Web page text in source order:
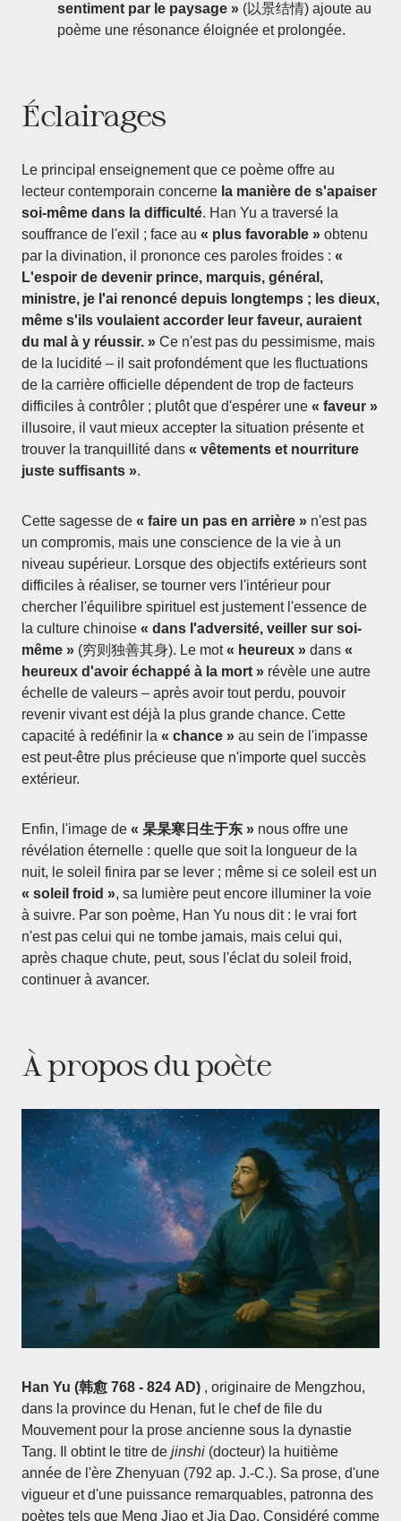
sentiment par le paysage » (以景结情) ajoute au
poème une résonance éloignée et prolongée.
Éclairages
Le principal enseignement que ce poème offre au
lecteur contemporain concerne la manière de s'apaiser
soi-même dans la difficulté. Han Yu a traversé la
souffrance de l'exil ; face au « plus favorable » obtenu
par la divination, il prononce ces paroles froides : «
L'espoir de devenir prince, marquis, général,
ministre, je l'ai renoncé depuis longtemps ; les dieux,
même s'ils voulaient accorder leur faveur, auraient
du mal à y réussir. » Ce n'est pas du pessimisme, mais
de la lucidité – il sait profondément que les fluctuations
de la carrière officielle dépendent de trop de facteurs
difficiles à contrôler ; plutôt que d'espérer une « faveur »
illusoire, il vaut mieux accepter la situation présente et
trouver la tranquillité dans « vêtements et nourriture
juste suffisants ».
Cette sagesse de « faire un pas en arrière » n'est pas
un compromis, mais une conscience de la vie à un
niveau supérieur. Lorsque des objectifs extérieurs sont
difficiles à réaliser, se tourner vers l'intérieur pour
chercher l'équilibre spirituel est justement l'essence de
la culture chinoise « dans l'adversité, veiller sur soi-
même » (穷则独善其身). Le mot« heureux » dans «
heureux d'avoir échappé à la mort » révèle une autre
échelle de valeurs – après avoir tout perdu, pouvoir
revenir vivant est déjà la plus grande chance. Cette
capacité à redéfinir la « chance » au sein de l'impasse
est peut-être plus précieuse que n'importe quel succès
extérieur.
Enfin, l'image de « 杲杲寒日生于东 » nous offre une
révélation éternelle : quelle que soit la longueur de la
nuit, le soleil finira par se lever ; même si ce soleil est un
« soleil froid », sa lumière peut encore illuminer la voie
à suivre. Par son poème, Han Yu nous dit : le vrai fort
n'est pas celui qui ne tombe jamais, mais celui qui,
après chaque chute, peut, sous l'éclat du soleil froid,
continuer à avancer.
À propos du poète
Han Yu (韩愈 768 - 824 AD) , originaire de Mengzhou,
dans la province du Henan, fut le chef de file du
Mouvement pour la prose ancienne sous la dynastie
Tang. Il obtint le titre de jinshi (docteur) la huitième
année de l'ère Zhenyuan (792 ap. J.-C.). Sa prose, d'une
vigueur et d'une puissance remarquables, patronna des
poètes tels que Meng Jiao et Jia Dao. Considéré comme